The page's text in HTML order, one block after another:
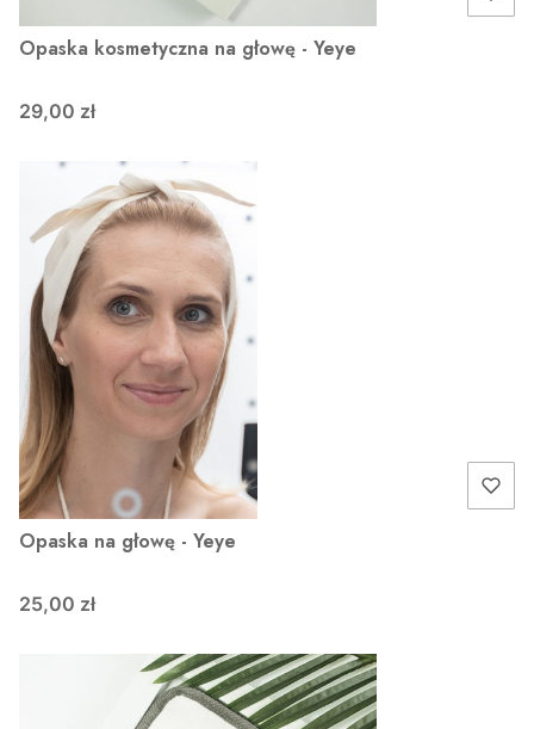
Opaska kosmetyczna na głowę - Yeye
29,00 zł
Opaska na głowę - Yeye
25,00 zł